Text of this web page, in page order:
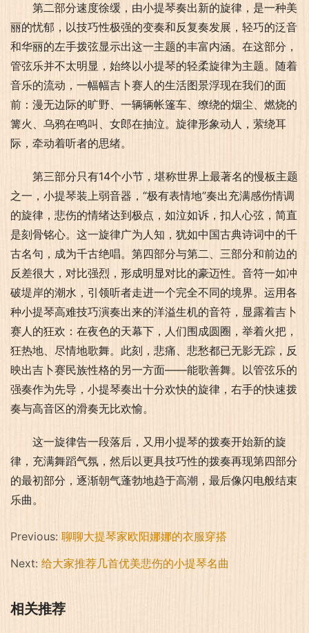
第二部分速度徐缓，由小提琴奏出新的旋律，是一种美
丽的忧郁，以技巧性极强的变奏和反复奏发展，轻巧的泛音
和华丽的左手拨弦显示出这一主题的丰富内涵。在这部分，
管弦乐并不太明显，始终以小提琴的轻柔旋律为主题。随着
音乐的流动，一幅幅吉卜赛人的生活图景浮现在我们的面
前：漫无边际的旷野、一辆辆帐篷车、缭绕的烟尘、燃烧的
篝火、乌鸦在鸣叫、女郎在抽泣。旋律形象动人，萦绕耳
际，牵动着听者的思绪。
第三部分只有14个小节，堪称世界上最著名的慢板主题
之一，小提琴装上弱音器，“极有表情地”奏出充满感伤情调
的旋律，悲伤的情绪达到极点，如泣如诉，扣人心弦，简直
是刻骨铭心。这一旋律广为人知，犹如中国古典诗词中的千
古名句，成为千古绝唱。第四部分与第二、三部分和前边的
反差很大，对比强烈，形成明显对比的豪迈性。音符一如冲
破堤岸的潮水，引领听者走进一个完全不同的境界。运用各
种小提琴高难技巧演奏出来的洋溢生机的音符，显露着吉卜
赛人的狂欢：在夜色的天幕下，人们围成圆圈，举着火把，
狂热地、尽情地歌舞。此刻，悲痛、悲愁都已无影无踪，反
映出吉卜赛民族性格的另一方面——能歌善舞。以管弦乐的
强奏作为先导，小提琴奏出十分欢快的旋律，右手的快速拨
奏与高音区的滑奏无比欢愉。
这一旋律告一段落后，又用小提琴的拨奏开始新的旋
律，充满舞蹈气氛，然后以更具技巧性的拨奏再现第四部分
的最初部分，逐渐朝气蓬勃地趋于高潮，最后像闪电般结束
乐曲。
Previous: 聊聊大提琴家欧阳娜娜的衣服穿搭
Next: 给大家推荐几首优美悲伤的小提琴名曲
相关推荐